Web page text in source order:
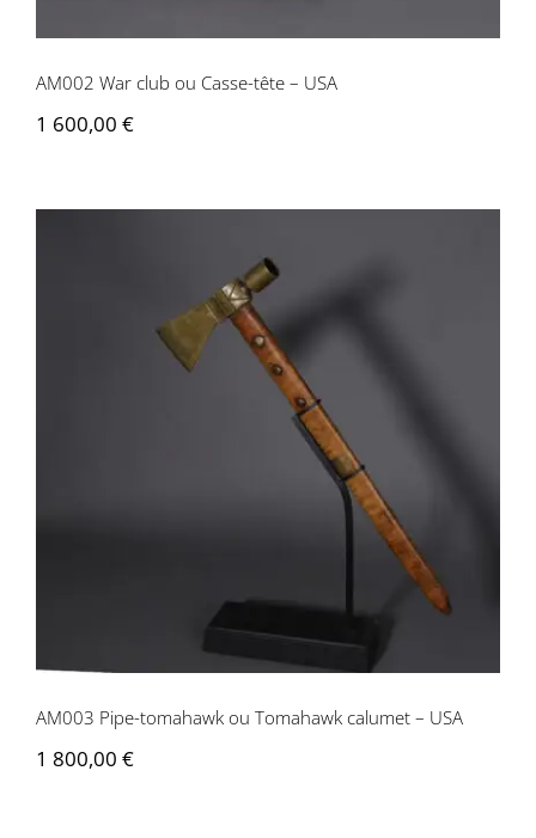
AM002 War club ou Casse-tête – USA
1 600,00 €
AM003 Pipe-tomahawk ou Tomahawk
calumet – USA
AM003 Pipe-tomahawk ou Tomahawk calumet – USA
1 800,00 €